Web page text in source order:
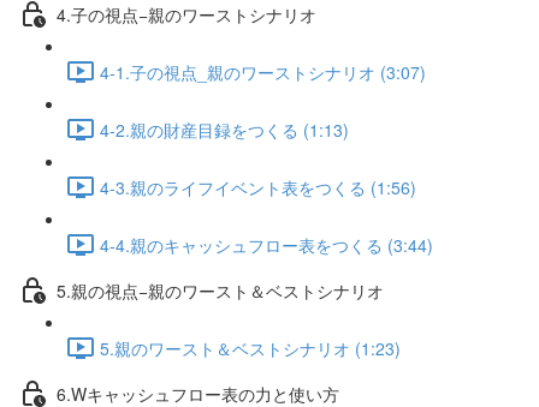
4.子の視点−親のワーストシナリオ
4-1.子の視点_親のワーストシナリオ (3:07)
4-2.親の財産目録をつくる (1:13)
4-3.親のライフイベント表をつくる (1:56)
4-4.親のキャッシュフロー表をつくる (3:44)
5.親の視点−親のワースト＆ベストシナリオ
5.親のワースト＆ベストシナリオ (1:23)
6.Wキャッシュフロー表の力と使い方